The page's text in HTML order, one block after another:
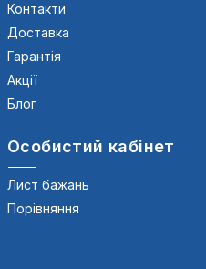
Контакти
Доставка
Гарантія
Акції
Блог
Особистий кабінет
Лист бажань
Порівняння